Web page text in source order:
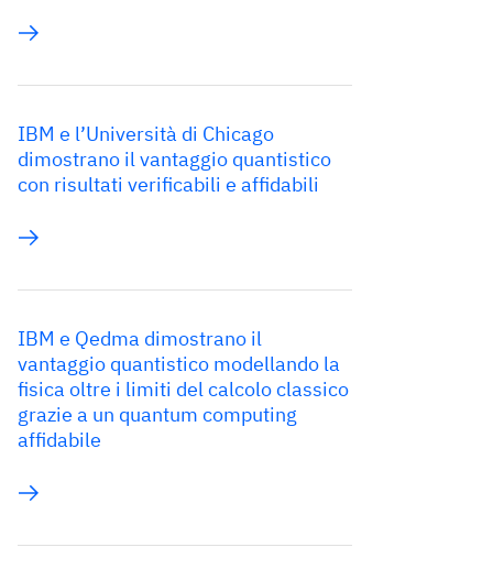
IBM e l’Università di Chicago
dimostrano il vantaggio quantistico
con risultati verificabili e affidabili
IBM e Qedma dimostrano il
vantaggio quantistico modellando la
fisica oltre i limiti del calcolo classico
grazie a un quantum computing
affidabile